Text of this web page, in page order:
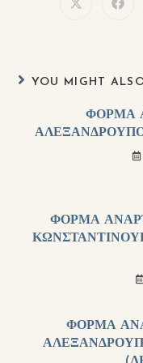
YOU MIGHT
ΦΟΡΜΑ
ΦΟΡΜΑ
ΦΟΡΜΑ